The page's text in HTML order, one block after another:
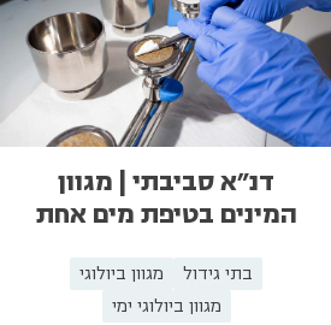
דנ"א סביבתי | מגוון
המינים בטיפת מים אחת
בתי גידול
מגוון ביולוגי
מגוון ביולוגי ימי